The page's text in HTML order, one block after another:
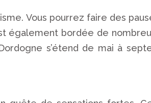
Vous pourrez faire des
également bordée de
s’étend de mai à